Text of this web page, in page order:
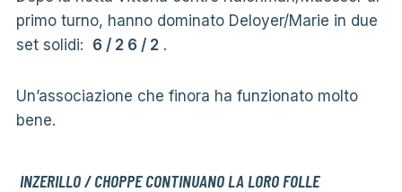
primo turno, hanno dominato Deloyer/Marie in due
set solidi: 6 / 2 6 / 2.
Un’associazione che finora ha funzionato molto
bene.
INZERILLO / CHOPPE CONTINUANO LA LORO FOLLE